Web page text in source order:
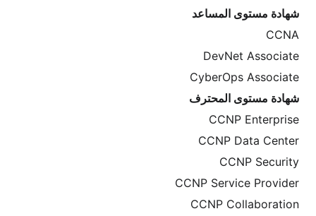
شهادة مستوى المساعد
CCNA
DevNet Associate
CyberOps Associate
شهادة مستوى المحترف
CCNP Enterprise
CCNP Data Center
CCNP Security
CCNP Service Provider
CCNP Collaboration